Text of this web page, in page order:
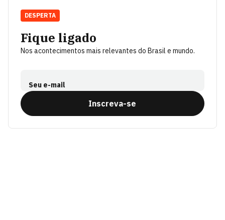
Fique ligado
Nos acontecimentos mais relevantes do Brasil e mundo.
Seu e-mail
Inscreva-se
DESPERTA